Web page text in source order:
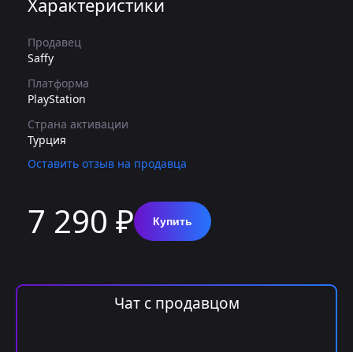
Характеристики
Продавец
Saffy
Платформа
PlayStation
Страна активации
Турция
Оставить отзыв на продавца
7 290 ₽ Купить
Чат с продавцом